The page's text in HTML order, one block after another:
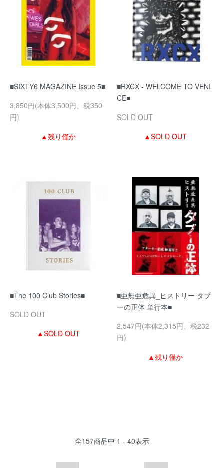
■SIXTY6 MAGAZINE Issue 5■
3,850円(本体3,500円、税350
円)
▲残り僅か
■RXCX - WELCOME TO VENI
CE■
SOLD OUT
▲SOLD OUT
■The 100 Club Stories■
SOLD OUT
▲SOLD OUT
■亜無亜危異_ヒストリー タブ
ーの正体 単行本■
2,547円(本体2,315円、税232
円)
▲残り僅か
全157商品中 1 - 40表示